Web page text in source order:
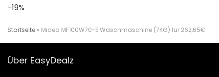
-19%
Startseite » Midea MF100W70-E Waschmaschine (7KG) für 262,65€
Über EasyDealz